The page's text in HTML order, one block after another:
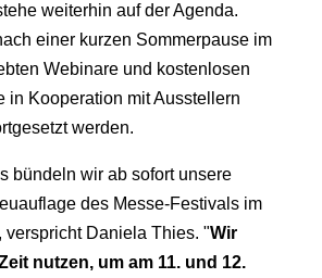
weiterhin auf der Agenda.
einer kurzen Sommerpause im
Webinare und kostenlosen
in Kooperation mit Ausstellern
werden.
bündeln wir ab sofort unsere
des Messe-Festivals im
verspricht Daniela Thies. "Wir
nutzen, um am 11. und 12.